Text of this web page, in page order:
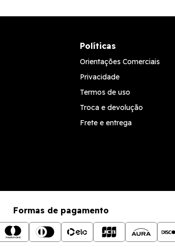
Políticas
Orientações Comerciais
Privacidade
Termos de uso
Troca e devolução
Frete e entrega
Formas de pagamento